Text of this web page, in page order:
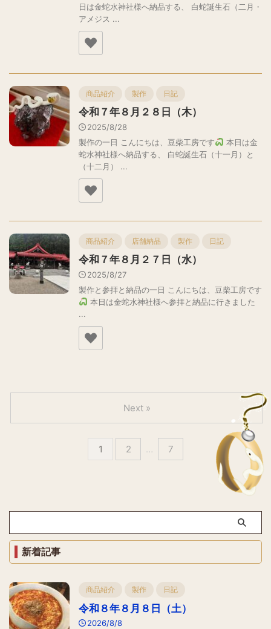
日は金蛇水神社様へ納品する、 白蛇誕生石（二月・
アメジス ...
商品紹介 製作 日記
令和７年８月２８日（木）
2025/8/28
製作の一日 こんにちは、豆柴工房です
本日は金
蛇水神社様へ納品する、 白蛇誕生石（十一月）と
（十二月） ...
商品紹介 店舗納品 製作 日記
令和７年８月２７日（水）
2025/8/27
製作と参拝と納品の一日 こんにちは、豆柴工房です
本日は金蛇水神社様へ参拝と納品に行きました
...
1 2 … 7
Next »
新着記事
商品紹介 製作 日記
令和８年８月８日（土）
2026/8/8